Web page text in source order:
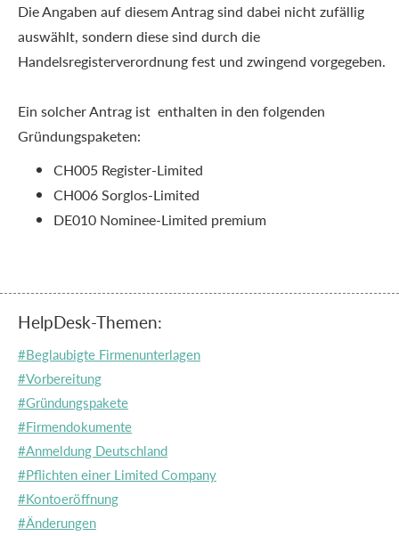
Die Angaben auf diesem Antrag sind dabei nicht zufällig
auswählt, sondern diese sind durch die
Handelsregisterverordnung fest und zwingend vorgegeben.
Ein solcher Antrag ist enthalten in den folgenden
Gründungspaketen:
CH005 Register-Limited
CH006 Sorglos-Limited
DE010 Nominee-Limited premium
HelpDesk-Themen:
#Beglaubigte Firmenunterlagen
#Vorbereitung
#Gründungspakete
#Firmendokumente
#Anmeldung Deutschland
#Pflichten einer Limited Company
#Kontoeröffnung
#Änderungen